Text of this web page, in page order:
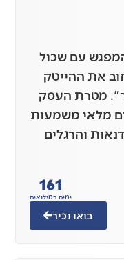
עם שכול
את ההייטק
מטרת העסק
מלאי משמעות
והרגלים
ימים במילואים
161
בואו נכיר